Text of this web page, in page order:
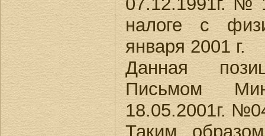
налоге с
января 2001 г.
Данная
Письмом
18.05.2001г.
Таким